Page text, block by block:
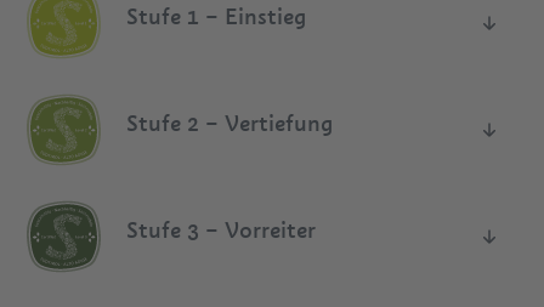
Stufe 1 – Einstieg
Stufe 2 – Vertiefung
Stufe 3 – Vorreiter